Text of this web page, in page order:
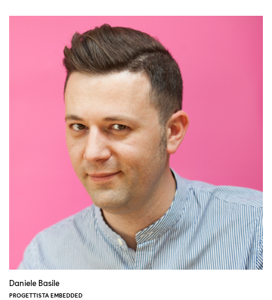
Daniele Basile
PROGETTISTA EMBEDDED